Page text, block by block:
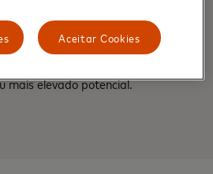
Nossas redes, tecnologia, inovação
para fornecer um conjunto único
mais elevado potencial.
Aceitar Cookies